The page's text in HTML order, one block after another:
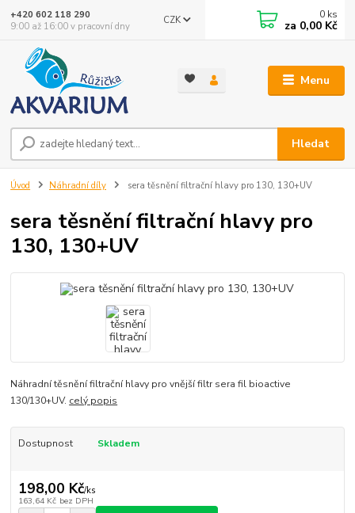
Menu
CZK
Hledat
+420 602 118 290
9:00 až 16:00 v pracovní dny
0 ks
za 0,00 Kč
Úvod Náhradní díly sera těsnění filtrační hlavy pro 130, 130+UV
sera těsnění filtrační hlavy pro
130, 130+UV
Náhradní těsnění filtrační hlavy pro vnější filtr sera fil bioactive
130/130+UV. celý popis
Dostupnost Skladem
198,00 Kč/ks
163,64 Kč bez DPH